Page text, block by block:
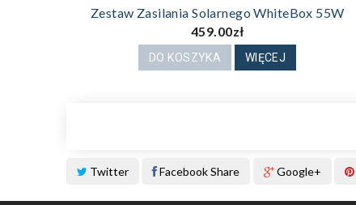
Zestaw Zasilania Solarnego WhiteBox 55W
459.00zł
DO KOSZYKA WIĘCEJ
Twitter Facebook Share Google+